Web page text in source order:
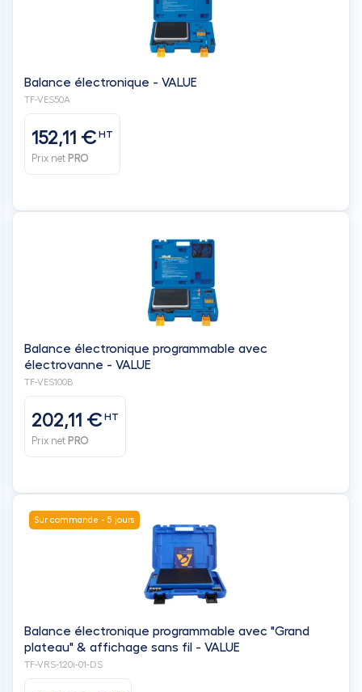
Balance électronique - VALUE
TF-VES50A
152,11 €HT
Prix net PRO
Balance électronique programmable avec
électrovanne - VALUE
TF-VES100B
202,11 €HT
Prix net PRO
Sur commande - 5 jours
Balance électronique programmable avec "Grand
plateau" & affichage sans fil - VALUE
TF-VRS-120i-01-DS